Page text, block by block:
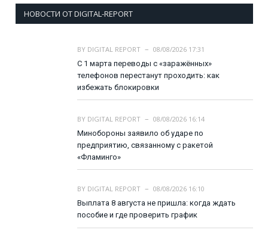
НОВОСТИ ОТ DIGITAL-REPORT
BY DIGITAL REPORT
08/08/2026 17:31
С 1 марта переводы с «заражённых»
телефонов перестанут проходить: как
избежать блокировки
BY DIGITAL REPORT
08/08/2026 16:14
Минобороны заявило об ударе по
предприятию, связанному с ракетой
«Фламинго»
BY DIGITAL REPORT
08/08/2026 16:10
Выплата 8 августа не пришла: когда ждать
пособие и где проверить график